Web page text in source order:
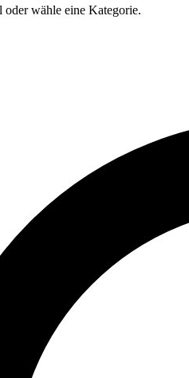
wähle eine Kategorie.